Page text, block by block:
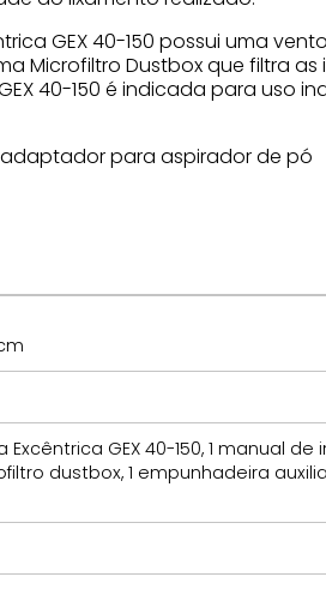
GEX 40-150 possui uma
Microfiltro Dustbox que filtra as
40-150 é indicada para uso
adaptador para aspirador de pó
Excêntrica GEX 40-150, 1 manual
dustbox, 1 empunhadeira